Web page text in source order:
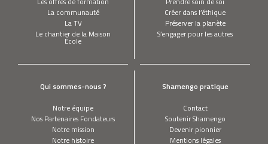
La communauté
La TV
Le chantier de la Maison
École
Créer dans l’éthique
Préserver la planète
S’engager pour les autres
Qui sommes-nous ?
Notre équipe
Nos Partenaires Fondateurs
Notre mission
Notre histoire
Shamengo pratique
Contact
Soutenir Shamengo
Devenir pionnier
Mentions légales